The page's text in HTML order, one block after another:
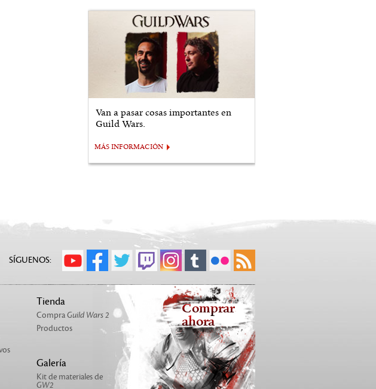
Van a pasar cosas importantes en
Guild Wars.
MÁS INFORMACIÓN
SÍGUENOS:
Tienda
CompraGuild Wars 2
Productos
Galería
Kit de materiales de
GW2
Comprar
ahora